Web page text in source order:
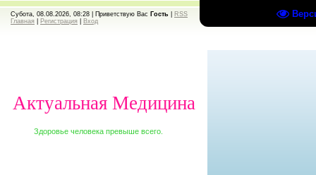
Субота, 08.08.2026, 08:28 | Приветствую Вас Гость
RSS
Главная
Регистрация Вход
Актуальная Медицина
Здоровье человека превыше всего.